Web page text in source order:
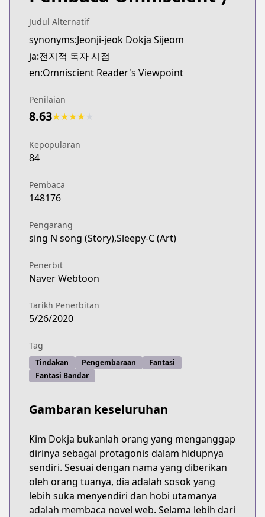
https://www.webtoons.com/es/fantasy/
Webtoons
Webtoons
https://www.webtoons.com/zh-hant/fantasy/
Webtoons
https://www.webtoons.com/th/fantasy/
Webtoons
https://www.webtoons.com/en/action/
Naver Webtoon
https://comic.naver.com/webtoon/
Judul Alternatif
synonyms:Jeonji-jeok Dokja Sijeom
ja:전지적 독자 시점
en:Omniscient Reader's Viewpoint
Penilaian
8.63★★★★
Kepopularan
84
Pembaca
148176
Pengarang
sing N song (Story),Sleepy-C (Art)
Penerbit
Naver Webtoon
Tarikh Penerbitan
5/26/2020
Tag
Tindakan Pengembaraan
Fantasi
Fantasi Bandar
Gambaran keseluruhan
Kim Dokja bukanlah orang yang menganggap
dirinya sebagai protagonis dalam hidupnya
sendiri. Sesuai dengan nama yang diberikan
oleh orang tuanya, dia adalah sosok yang
lebih suka menyendiri dan hobi utamanya
adalah membaca novel web. Selama lebih dari